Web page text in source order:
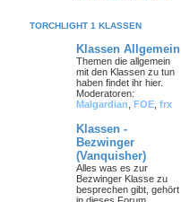
TORCHLIGHT 1 KLASSEN
Klassen Allgemein
Themen die allgemein
mit den Klassen zu tun
haben findet ihr hier.
Moderatoren:
Malgardian FOE frx
Klassen -
Bezwinger
(Vanquisher)
Alles was es zur
Bezwinger Klasse zu
besprechen gibt, gehört